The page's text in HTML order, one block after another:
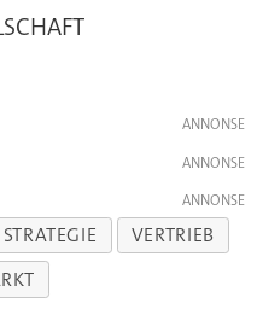
STRATEGIE
VERTRIEB